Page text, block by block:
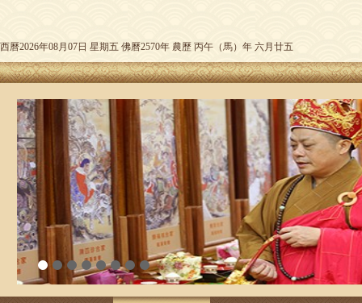
西曆2026年08月07日 星期五 佛曆2570年 農歷 丙午（馬）年 六月廿五
1 3 4 5 6 7 8